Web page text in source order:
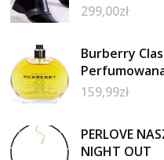
299,00zł
Burberry
159,99zł
PERLOVE
NIGHT OUT